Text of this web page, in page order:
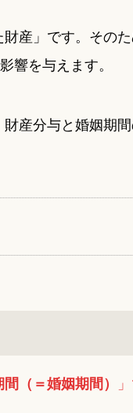
産」です。その
響を与えます。
産分与と婚姻期
（＝婚姻期間）